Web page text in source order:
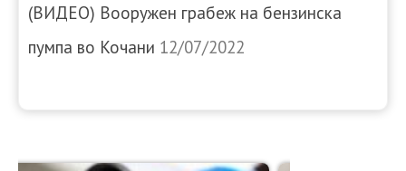
(ВИДЕО) Вооружен грабеж на бензинска
пумпа во Кочани 12/07/2022